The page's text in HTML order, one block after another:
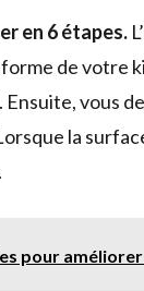
en 6 étapes.
de votre
vous
la
pour